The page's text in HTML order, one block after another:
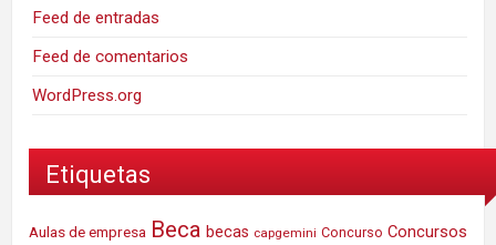
Feed de entradas
Feed de comentarios
WordPress.org
Etiquetas
Aulas de empresa Beca becas capgemini Concurso Concursos